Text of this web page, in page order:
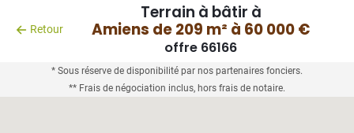
Retour
Terrain à bâtir à
Amiens de 209 m² à 60 000 €
offre 66166
* Sous réserve de disponibilité par nos partenaires fonciers.
** Frais de négociation inclus, hors frais de notaire.